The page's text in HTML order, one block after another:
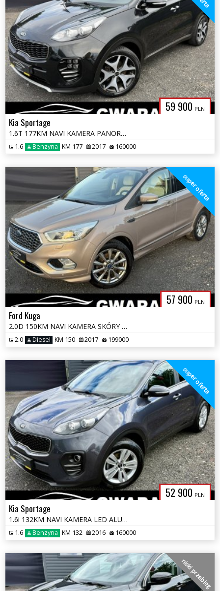
59 900 PLN
Kia Sportage
1.6T 177KM NAVI KAMERA PANORAMA SKÓRY 2xPDC Grz.Fotele+Kierownica LED
1.6 Benzyna KM 177 2017 160000
57 900 PLN
super oferta
Ford Kuga
2.0D 150KM NAVI KAMERA SKÓRY PANORAMA EL.FOTELE EL.KLAPA XENON LED ALU
2.0 Diesel KM 150 2017 199000
52 900 PLN
super oferta
Kia Sportage
1.6i 132KM NAVI KAMERA LED ALU 4xGrz.FOTELE KLIMATRONIK 2xPDC OPŁATY
1.6 Benzyna KM 132 2016 160000
niski przebieg